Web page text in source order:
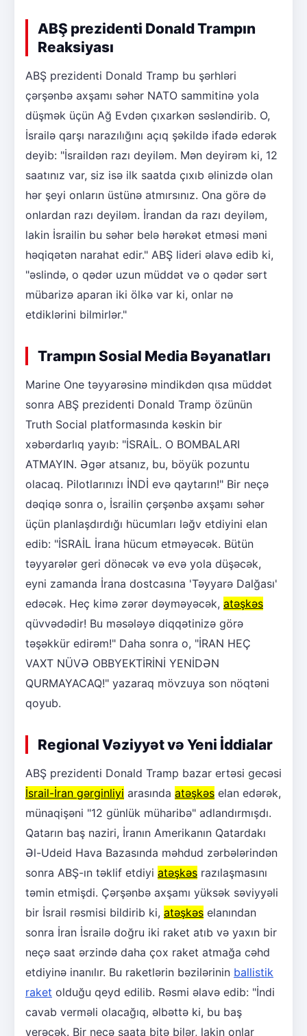
ABŞ prezidenti Donald Trampın
Reaksiyası
ABŞ prezidenti Donald Tramp bu şərhləri
çərşənbə axşamı səhər NATO sammitinə yola
düşmək üçün Ağ Evdən çıxarkən səsləndirib. O,
İsrailə qarşı narazılığını açıq şəkildə ifadə edərək
deyib: "İsraildən razı deyiləm. Mən deyirəm ki, 12
saatınız var, siz isə ilk saatda çıxıb əlinizdə olan
hər şeyi onların üstünə atmırsınız. Ona görə də
onlardan razı deyiləm. İrandan da razı deyiləm,
lakin İsrailin bu səhər belə hərəkət etməsi məni
həqiqətən narahat edir." ABŞ lideri əlavə edib ki,
"əslində, o qədər uzun müddət və o qədər sərt
mübarizə aparan iki ölkə var ki, onlar nə
etdiklərini bilmirlər."
Trampın Sosial Media Bəyanatları
Marine One təyyarəsinə mindikdən qısa müddət
sonra ABŞ prezidenti Donald Tramp özünün
Truth Social platformasında kəskin bir
xəbərdarlıq yayıb: "İSRAİL. O BOMBALARI
ATMAYIN. Əgər atsanız, bu, böyük pozuntu
olacaq. Pilotlarınızı İNDİ evə qaytarın!" Bir neçə
dəqiqə sonra o, İsrailin çərşənbə axşamı səhər
üçün planlaşdırdığı hücumları ləğv etdiyini elan
edib: "İSRAİL İrana hücum etməyəcək. Bütün
təyyarələr geri dönəcək və evə yola düşəcək,
eyni zamanda İrana dostcasına 'Təyyarə Dalğası'
edəcək. Heç kimə zərər dəyməyəcək, atəşkəs
qüvvədədir! Bu məsələyə diqqətinizə görə
təşəkkür edirəm!" Daha sonra o, "İRAN HEÇ
VAXT NÜVƏ OBBYEKTİRİNİ YENİDƏN
QURMAYACAQ!" yazaraq mövzuya son nöqtəni
qoyub.
Regional Vəziyyət və Yeni İddialar
ABŞ prezidenti Donald Tramp bazar ertəsi gecəsi
İsrail-İran gərginliyi arasında atəşkəs elan edərək,
münaqişəni "12 günlük müharibə" adlandırmışdı.
Qatarın baş naziri, İranın Amerikanın Qatardakı
Əl-Udeid Hava Bazasında məhdud zərbələrindən
sonra ABŞ-ın təklif etdiyi atəşkəs razılaşmasını
təmin etmişdi. Çərşənbə axşamı yüksək səviyyəli
bir İsrail rəsmisi bildirib ki, atəşkəs elanından
sonra İran İsrailə doğru iki raket atıb və yaxın bir
neçə saat ərzində daha çox raket atmağa cəhd
etdiyinə inanılır. Bu raketlərin bəzilərinin ballistik
raket olduğu qeyd edilib. Rəsmi əlavə edib: "İndi
cavab verməli olacağıq, əlbəttə ki, bu baş
verəcək. Bir neçə saata bitə bilər, lakin onlar